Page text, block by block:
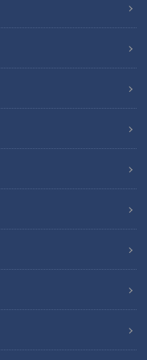
！
品グルメが続々登場！
め